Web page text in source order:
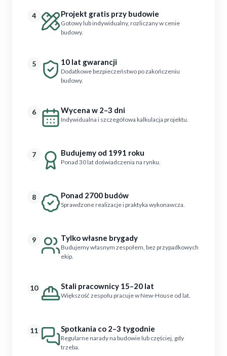
4 Projekt gratis przy budowie
Gotowy lub indywidualny, rozliczany w cenie
budowy.
5 10 lat gwarancji
Dodatkowe bezpieczeństwo po zakończeniu
budowy.
6 Wycena w 2–3 dni
Indywidualna i szczegółowa kalkulacja projektu.
7 Budujemy od 1991 roku
Ponad 30 lat doświadczenia na rynku.
8 Ponad 2700 budów
Sprawdzone realizacje i praktyka wykonawcza.
9 Tylko własne brygady
Budujemy własnym zespołem, bez przypadkowych
ekip.
10 Stali pracownicy 15–20 lat
Większość zespołu pracuje w New-House od lat.
11 Spotkania co 2–3 tygodnie
Regularne narady na budowie lub częściej, gdy
trzeba.